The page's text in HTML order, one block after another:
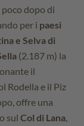
dopo di
per i paesi
e Selva di
(2.187 m) la
il
Rodella e il Piz
offre una
sul Col di Lana,